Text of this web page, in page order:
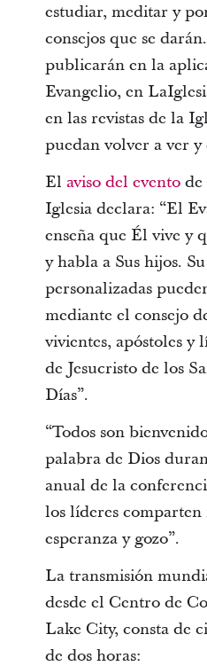
estudiar, meditar y
consejos que se
publicarán en la
Evangelio, en
en las revistas de la
puedan volver a ver y
El aviso del eventode
Iglesia declara: “El
enseña que Él vive y
y habla a Sus hijos.
personalizadas
mediante el consejo
vivientes, apóstoles y
de Jesucristo de los
Días”.
“Todos son
palabra de Dios
anual de la
los líderes comparten
esperanza y gozo”.
La transmisión
desde el Centro de
Lake City, consta de
de dos horas: